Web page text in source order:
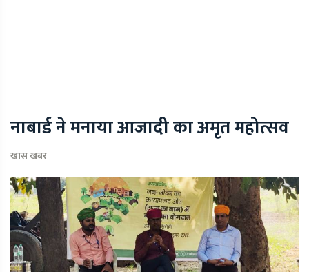
नाबार्ड ने मनाया आजादी का अमृत महोत्सव
खास खबर